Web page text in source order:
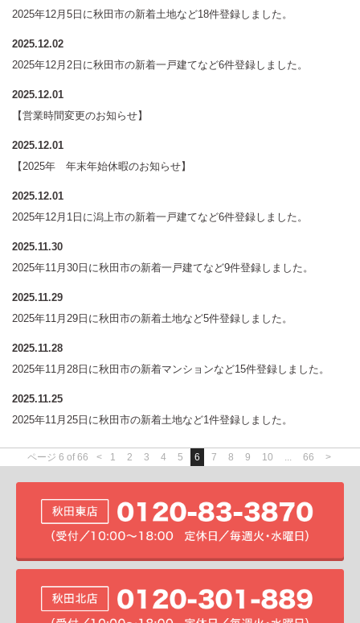
2025年12月5日に秋田市の新着土地など18件登録しました。
2025.12.02
2025年12月2日に秋田市の新着一戸建てなど6件登録しました。
2025.12.01
【営業時間変更のお知らせ】
2025.12.01
【2025年 年末年始休暇のお知らせ】
2025.12.01
2025年12月1日に潟上市の新着一戸建てなど6件登録しました。
2025.11.30
2025年11月30日に秋田市の新着一戸建てなど9件登録しました。
2025.11.29
2025年11月29日に秋田市の新着土地など5件登録しました。
2025.11.28
2025年11月28日に秋田市の新着マンションなど15件登録しました。
2025.11.25
2025年11月25日に秋田市の新着土地など1件登録しました。
ページ 6 of 66 < 1 2 3 4 5 6 7 8 9 10 ... 66 >